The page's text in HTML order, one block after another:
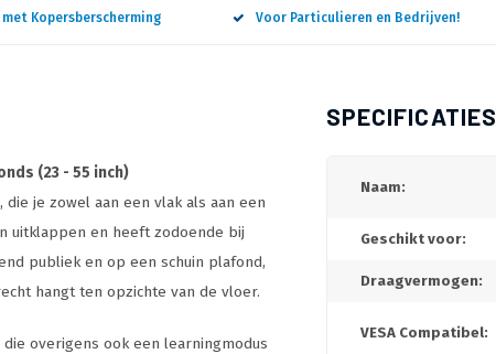
Kopersberscherming Voor Particulieren en Bedrijven!
(23 - 55 inch)
je zowel aan een vlak als aan een
uitklappen en heeft zodoende bij
publiek en op een schuin plafond,
hangt ten opzichte van de vloer.
overigens ook een learningmodus
SPECIFICATIES
Naam:
Geschikt voor:
Draagvermogen:
VESA Compatibel: